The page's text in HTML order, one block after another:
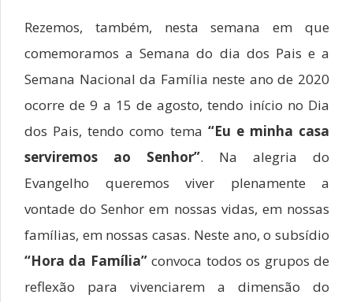
Rezemos, também, nesta semana em que
comemoramos a Semana do dia dos Pais e a
Semana Nacional da Família neste ano de 2020
ocorre de 9 a 15 de agosto, tendo início no Dia
dos Pais, tendo como tema “Eu e minha casa
serviremos ao Senhor”. Na alegria do
Evangelho queremos viver plenamente a
vontade do Senhor em nossas vidas, em nossas
famílias, em nossas casas. Neste ano, o subsídio
“Hora da Família”convoca todos os grupos de
reflexão para vivenciarem a dimensão do